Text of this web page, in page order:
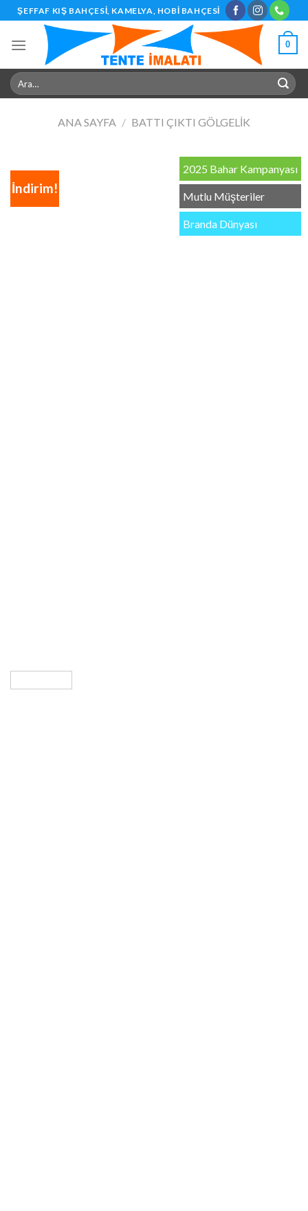
Skip
to
content
ŞEFFAF KIŞ BAHÇESI, KAMELYA, HOBI BAHÇESI
0
Ara:
ANA SAYFA / BATTI ÇIKTI GÖLGELIK
2025 Bahar Kampanyası
Mutlu Müşteriler
Branda Dünyası
İndirim!